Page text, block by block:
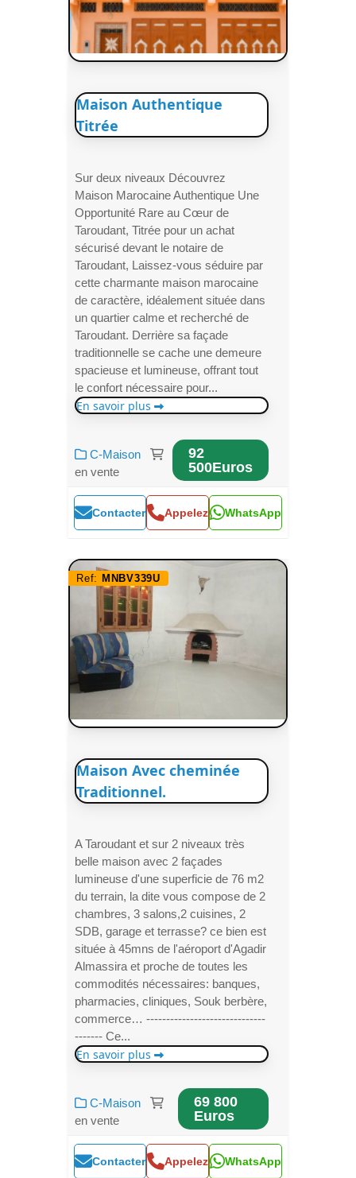
Maison Authentique
Titrée
Sur deux niveaux Découvrez
Maison Marocaine Authentique Une
Opportunité Rare au Cœur de
Taroudant, Titrée pour un achat
sécurisé devant le notaire de
Taroudant, Laissez-vous séduire par
cette charmante maison marocaine
de caractère, idéalement située dans
un quartier calme et recherché de
Taroudant. Derrière sa façade
traditionnelle se cache une demeure
spacieuse et lumineuse, offrant tout
le confort nécessaire pour...
En savoir plus
C-Maison
en vente
92
500Euros
Contacter Appelez WhatsApp
Ref: MNBV339U
Maison Avec cheminée
Traditionnel.
A Taroudant et sur 2 niveaux très
belle maison avec 2 façades
lumineuse d'une superficie de 76 m2
du terrain, la dite vous compose de 2
chambres, 3 salons,2 cuisines, 2
SDB, garage et terrasse? ce bien est
située à 45mns de l'aéroport d'Agadir
Almassira et proche de toutes les
commodités nécessaires: banques,
pharmacies, cliniques, Souk berbère,
commerce… ------------------------------
------- Ce...
En savoir plus
C-Maison
en vente
69 800
Euros
Contacter Appelez WhatsApp